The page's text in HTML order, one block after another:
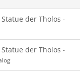
der Tholos -
der Tholos -